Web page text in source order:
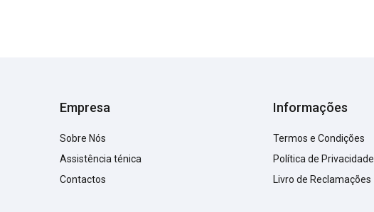
Empresa
Sobre Nós
Assistência ténica
Contactos
Informações
Termos e Condições
Política de Privacidade
Livro de Reclamações